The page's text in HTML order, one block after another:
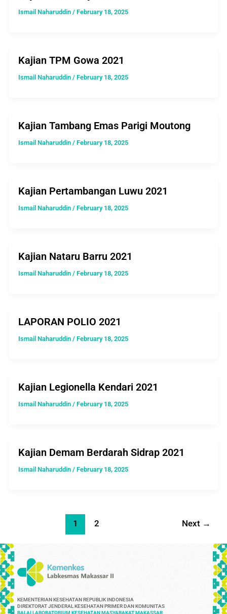
Ismail Naharuddin/February 18, 2025
Kajian TPM Gowa 2021
Ismail Naharuddin/February 18, 2025
Kajian Tambang Emas Parigi Moutong
Ismail Naharuddin/February 18, 2025
Kajian Pertambangan Luwu 2021
Ismail Naharuddin/February 18, 2025
Kajian Nataru Barru 2021
Ismail Naharuddin/February 18, 2025
LAPORAN POLIO 2021
Ismail Naharuddin/February 18, 2025
Kajian Legionella Kendari 2021
Ismail Naharuddin/February 18, 2025
Kajian Demam Berdarah Sidrap 2021
Ismail Naharuddin/February 18, 2025
1 2 Next →
KEMENTERIAN KESEHATAN REPUBLIK INDONESIA
DIREKTORAT JENDERAL KESEHATAN PRIMER DAN KOMUNITAS
BALAI LABORATORIUM KESEHATAN MASYARAKAT MAKASSAR